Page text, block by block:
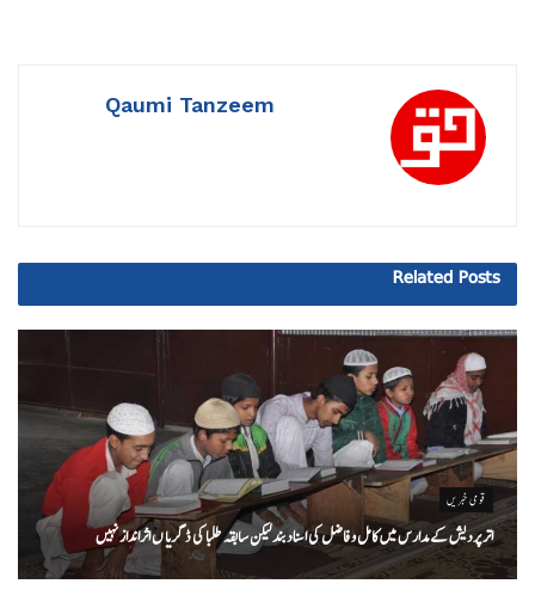
Qaumi Tanzeem
Related Posts
قومی خبریں
اتر پردیش کےمدارس میں کامل و فاضل کی اسناد بند لیکن سابقہ طلبا کی ڈگریا ں اثرانداز نہیں